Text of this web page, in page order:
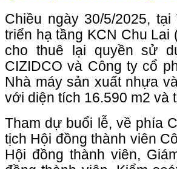
Chiều ngày 30/5/2025,
triển hạ tầng KCN Chu
cho thuê lại quyền sử
CIZIDCO và Công ty cổ
Nhà máy sản xuất nhựa
với diện tích 16.590 m2 và
Tham dự buổi lễ, về phía
tịch Hội đồng thành viên
Hội đồng thành viên,